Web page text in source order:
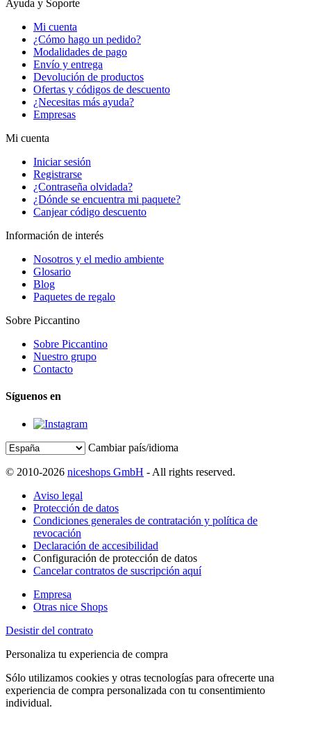
Ayuda y Soporte
Mi cuenta
¿Cómo hago un pedido?
Modalidades de pago
Envío y entrega
Devolución de productos
Ofertas y códigos de descuento
¿Necesitas más ayuda?
Empresas
Mi cuenta
Iniciar sesión
Registrarse
¿Contraseña olvidada?
¿Dónde se encuentra mi paquete?
Canjear código descuento
Información de interés
Nosotros y el medio ambiente
Glosario
Blog
Paquetes de regalo
Sobre Piccantino
Sobre Piccantino
Nuestro grupo
Contacto
Síguenos en
Cambiar país/idioma
© 2010-2026 niceshops GmbH - All rights reserved.
Aviso legal
Protección de datos
Condiciones generales de contratación y política de
revocación
Declaración de accesibilidad
Configuración de protección de datos
Cancelar contratos de suscripción aquí
Empresa
Otras nice Shops
Desistir del contrato
Personaliza tu experiencia de compra
Sólo utilizamos cookies y otras tecnologías para ofrecerte una
experiencia de compra personalizada con tu consentimiento
individual.